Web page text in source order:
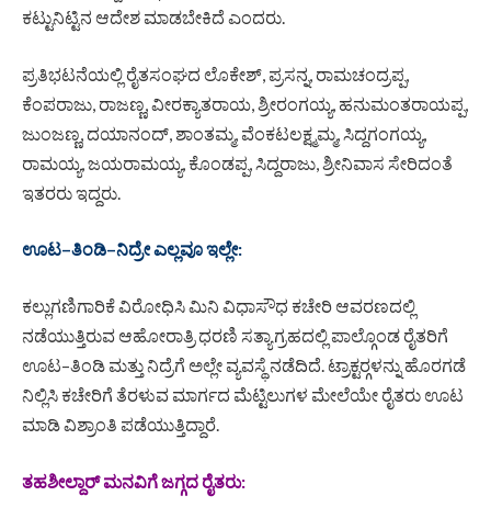
ಕಟ್ಟುನಿಟ್ಟಿನ ಆದೇಶ ಮಾಡಬೇಕಿದೆ ಎಂದರು.
ಪ್ರತಿಭಟನೆಯಲ್ಲಿ ರೈತಸಂಘದ ಲೊಕೇಶ್, ಪ್ರಸನ್ನ, ರಾಮಚಂದ್ರಪ್ಪ,
ಕೆಂಪರಾಜು, ರಾಜಣ್ಣ, ವೀರಕ್ಯಾತರಾಯ, ಶ್ರೀರಂಗಯ್ಯ, ಹನುಮಂತರಾಯಪ್ಪ,
ಜುಂಜಣ್ಣ, ದಯಾನಂದ್, ಶಾಂತಮ್ಮ, ವೆಂಕಟಲಕ್ಷ್ಮಮ್ಮ, ಸಿದ್ದಗಂಗಯ್ಯ,
ರಾಮಯ್ಯ, ಜಯರಾಮಯ್ಯ, ಕೊಂಡಪ್ಪ, ಸಿದ್ದರಾಜು, ಶ್ರೀನಿವಾಸ ಸೇರಿದಂತೆ
ಇತರರು ಇದ್ದರು.
ಊಟ–ತಿಂಡಿ–ನಿದ್ರೇ ಎಲ್ಲವೂ ಇಲ್ಲೇ:
ಕಲ್ಲುಗಣಿಗಾರಿಕೆ ವಿರೋಧಿಸಿ ಮಿನಿ ವಿಧಾಸೌಧ ಕಚೇರಿ ಆವರಣದಲ್ಲಿ
ನಡೆಯುತ್ತಿರುವ ಆಹೋರಾತ್ರಿ ಧರಣಿ ಸತ್ಯಾಗ್ರಹದಲ್ಲಿ ಪಾಲ್ಗೊಂಡ ರೈತರಿಗೆ
ಊಟ–ತಿಂಡಿ ಮತ್ತು ನಿದ್ರೆಗೆ ಅಲ್ಲೇ ವ್ಯವಸ್ಥೆ ನಡೆದಿದೆ. ಟ್ರಾಕ್ಟರ್‍ಗಳನ್ನು ಹೊರಗಡೆ
ನಿಲ್ಲಿಸಿ ಕಚೇರಿಗೆ ತೆರಳುವ ಮಾರ್ಗದ ಮೆಟ್ಟಿಲುಗಳ ಮೇಲೆಯೇ ರೈತರು ಊಟ
ಮಾಡಿ ವಿಶ್ರಾಂತಿ ಪಡೆಯುತ್ತಿದ್ದಾರೆ.
ತಹಶೀಲ್ದಾರ್ ಮನವಿಗೆ ಜಗ್ಗದ ರೈತರು: